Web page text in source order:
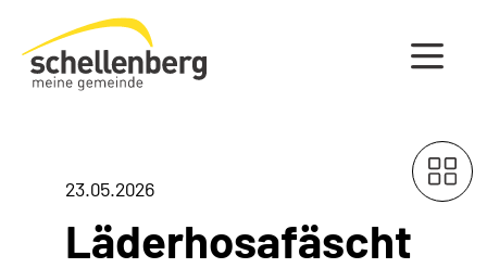
Gemeinde Schellenberg Startseite
23.05.2026
Läderhosafäscht